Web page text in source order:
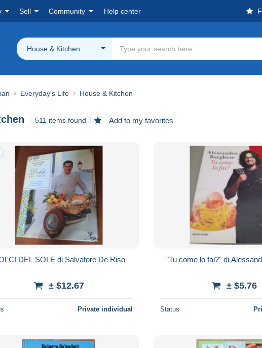
Sell Community Help center
House & Kitchen
Everyday's Life House & Kitchen
511 items found Add to my favorites
DEL SOLE di Salvatore De Riso
± $12.67
Private individual
"Tu come lo fai?" di
± $5.76
Status